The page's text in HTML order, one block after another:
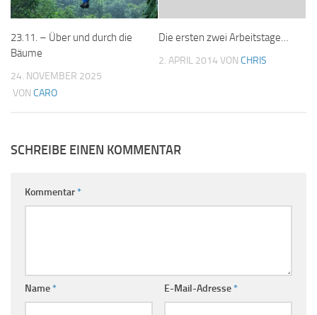
23.11. – Über und durch die
Bäume
24. NOVEMBER 2025
VON CARO
Die ersten zwei Arbeitstage…
2. APRIL 2014 VON CHRIS
SCHREIBE EINEN KOMMENTAR
Kommentar*
Name* E-Mail-Adresse*